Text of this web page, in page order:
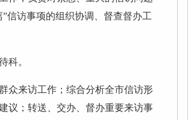
”信访事项的组织协调、督查督办工
。
来访工作；综合分析全市信访形
议；转送、交办、督办重要来访事